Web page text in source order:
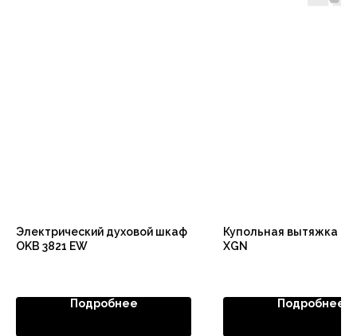
Электрический духовой шкаф
OKB 3821 EW
Подробнее
Купольная вытяжка
XGN
Подробнее